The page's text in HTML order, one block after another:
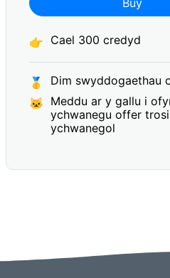
Buy
👉 Cael 300 credyd
🥇
Dim swyddogaethau
🐱 Meddu ar y gallu i
ychwanegu offer trosi
ychwanegol